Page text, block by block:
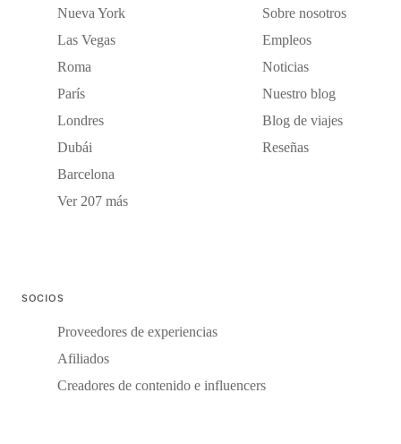
Nueva York
Las Vegas
Roma
París
Londres
Dubái
Barcelona
Ver 207 más
Sobre nosotros
Empleos
Noticias
Nuestro blog
Blog de viajes
Reseñas
SOCIOS
Proveedores de experiencias
Afiliados
Creadores de contenido e influencers